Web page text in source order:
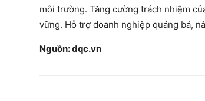
môi trường. Tăng cường trách nhiệm
vững. Hỗ trợ doanh nghiệp quảng bá,
Nguồn: dqc.vn